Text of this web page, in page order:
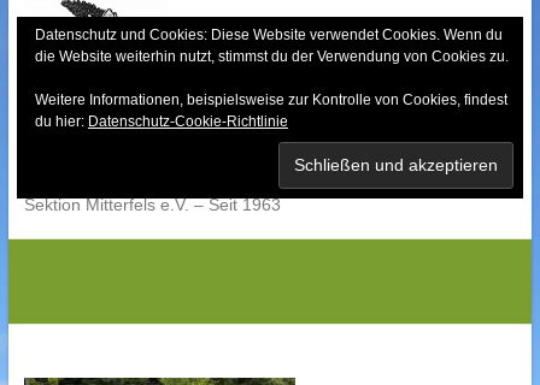
content
Bayerischer Wald-
Sektion Mitterfels e.V. – Seit 1963
Datenschutz und Cookies: Diese Website verwendet Cookies. Wenn du
die Website weiterhin nutzt, stimmst du der Verwendung von Cookies zu.
Weitere Informationen, beispielsweise zur Kontrolle von Cookies, findest
du hier: Datenschutz-Cookie-Richtlinie